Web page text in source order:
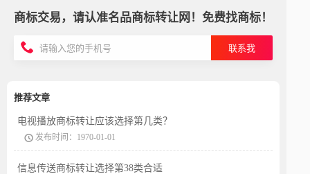
商标交易，请认准名品商标转让网！免费找商标！
联系我
推荐文章
电视播放商标转让应该选择第几类？
发布时间：1970-01-01
信息传送商标转让选择第38类合适